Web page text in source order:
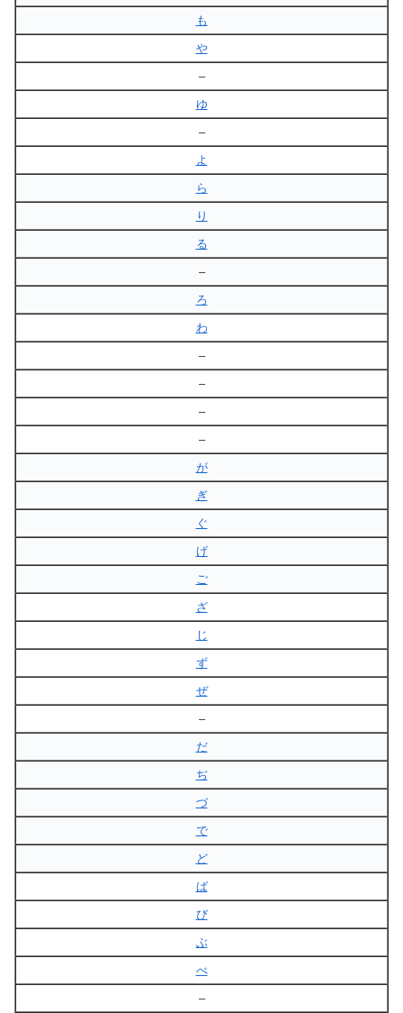
も
や
–
ゆ
–
よ
ら
り
る
–
ろ
わ
–
–
–
–
が
ぎ
ぐ
げ
ご
ざ
じ
ず
ぜ
–
だ
ぢ
づ
で
ど
ば
び
ぶ
べ
–